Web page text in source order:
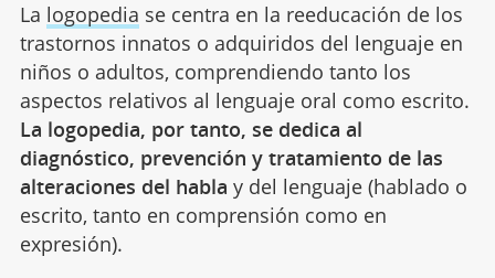
La logopedia se centra en la reeducación de los
trastornos innatos o adquiridos del lenguaje en
niños o adultos, comprendiendo tanto los
aspectos relativos al lenguaje oral como escrito.
La logopedia, por tanto, se dedica al
diagnóstico, prevención y tratamiento de las
alteraciones del habla y del lenguaje (hablado o
escrito, tanto en comprensión como en
expresión).